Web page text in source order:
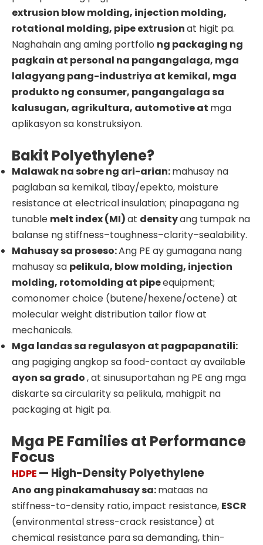
extrusion blow molding, injection molding,
rotational molding, pipe extrusionat higit pa.
Naghahain ang aming portfolio ng packaging ng
pagkain at personal na pangangalaga, mga
lalagyang pang-industriya at kemikal, mga
produkto ng consumer, pangangalaga sa
kalusugan, agrikultura, automotive at mga
aplikasyon sa konstruksiyon.
Bakit Polyethylene?
Malawak na sobre ng ari-arian:mahusay na
paglaban sa kemikal, tibay/epekto, moisture
resistance at electrical insulation; pinapagana ng
tunable melt index (MI)at densityang tumpak na
balanse ng stiffness–toughness–clarity–sealability.
Mahusay sa proseso:Ang PE ay gumagana nang
mahusay sa pelikula, blow molding, injection
molding, rotomolding at pipeequipment;
comonomer choice (butene/hexene/octene) at
molecular weight distribution tailor flow at
mechanicals.
Mga landas sa regulasyon at pagpapanatili:
ang pagiging angkop sa food-contact ay available
ayon sa grado, at sinusuportahan ng PE ang mga
diskarte sa circularity sa pelikula, mahigpit na
packaging at higit pa.
Mga PE Families at Performance
Focus
HDPE — High-Density Polyethylene
Ano ang pinakamahusay sa:mataas na
stiffness-to-density ratio, impact resistance, ESCR
(environmental stress-crack resistance) at
chemical resistance para sa demanding, thin-